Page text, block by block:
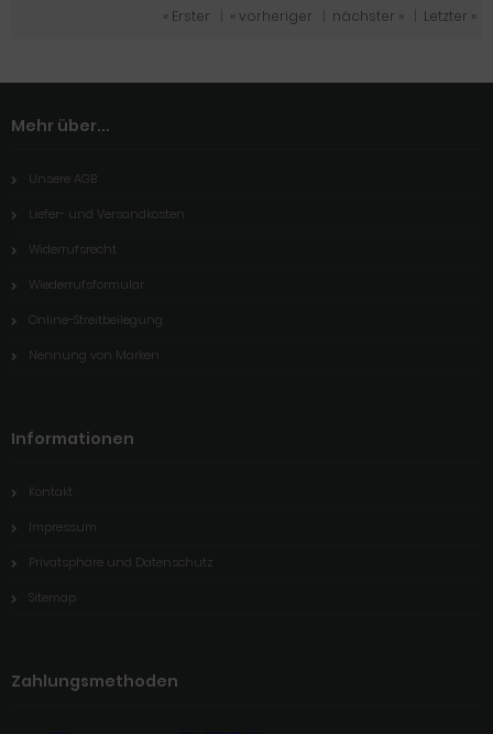
« Erster « vorheriger nächster » Letzter »
Mehr über...
Unsere AGB
Liefer- und Versandkosten
Widerrufsrecht
Wiederrufsformular
Online-Streitbeilegung
Nennung von Marken
Informationen
Kontakt
Impressum
Privatsphäre und Datenschutz
Sitemap
Zahlungsmethoden